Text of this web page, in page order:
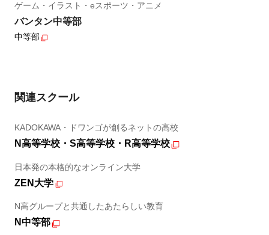
ゲーム・イラスト・eスポーツ・アニメ
バンタン中等部
中等部
関連スクール
KADOKAWA・ドワンゴが創るネットの高校
N高等学校・S高等学校・R高等学校
日本発の本格的なオンライン大学
ZEN大学
N高グループと共通したあたらしい教育
N中等部